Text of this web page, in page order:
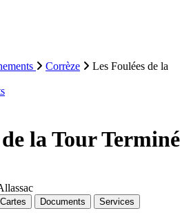
Corrèze
Les Foulées de la
la TourTerminé
Cartes Documents
Services